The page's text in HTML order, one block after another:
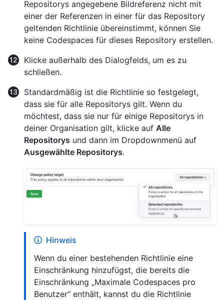
Repositorys angegebene Bildreferenz nicht mit
einer der Referenzen in einer für das Repository
geltenden Richtlinie übereinstimmt, können Sie
keine Codespaces für dieses Repository erstellen.
Klicke außerhalb des Dialogfelds, um es zu
schließen.
Standardmäßig ist die Richtlinie so festgelegt,
dass sie für alle Repositorys gilt. Wenn du
möchtest, dass sie nur für einige Repositorys in
deiner Organisation gilt, klicke auf Alle
Repositorys und dann im Dropdownmenü auf
Ausgewählte Repositorys.
Hinweis
Wenn du einer bestehenden Richtlinie eine
Einschränkung hinzufügst, die bereits die
Einschränkung „Maximale Codespaces pro
Benutzer“ enthält, kannst du die Richtlinie